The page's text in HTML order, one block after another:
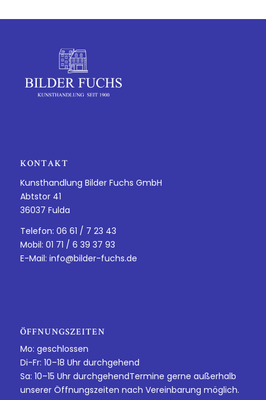
KONTAKT
Kunsthandlung Bilder Fuchs GmbH
Abtstor 41
36037 Fulda
Telefon: 06 61 / 7 23 43
Mobil: 01 71 / 6 39 37 93
E-Mail: info@bilder-fuchs.de
ÖFFNUNGSZEITEN
Mo: geschlossen
Di-Fr: 10–18 Uhr durchgehend
Sa: 10–15 Uhr durchgehendTermine gerne außerhalb
unserer Öffnungszeiten nach Vereinbarung möglich.